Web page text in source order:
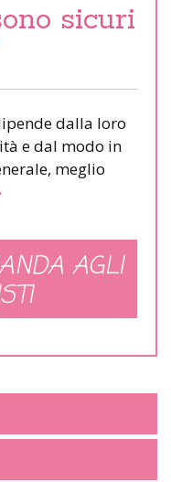
sicuri
dalla loro
e dal modo in
meglio
AGLI